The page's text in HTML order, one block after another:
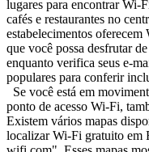
lugares para encontrar Wi-
cafés e restaurantes no
estabelecimentos
que você possa desfrutar
enquanto verifica seus e-
populares para conferir
Se você está em
ponto de acesso Wi-Fi,
Existem vários mapas
localizar Wi-Fi gratuito em